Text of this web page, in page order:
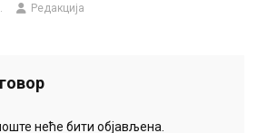
Редакција
неће бити објављена.